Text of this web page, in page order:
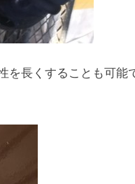
を長くすることも可能